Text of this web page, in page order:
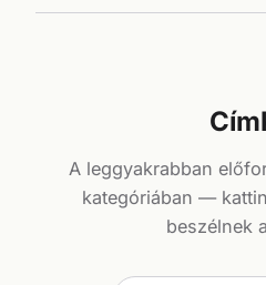
A leggyakrabban
kategóriában —
beszélnek